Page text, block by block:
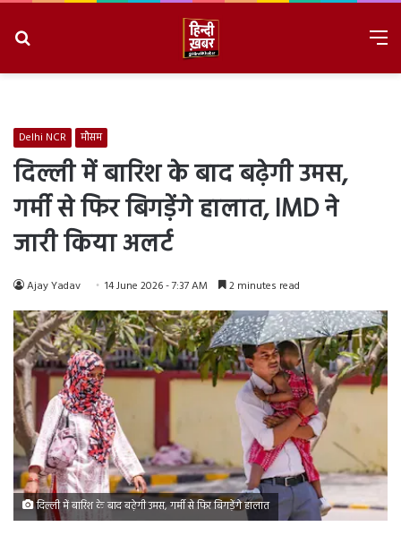
Delhi NCR मौसम
दिल्ली में बारिश के बाद बढ़ेगी उमस,
गर्मी से फिर बिगड़ेंगे हालात, IMD ने
जारी किया अलर्ट
Ajay Yadav 14 June 2026 - 7:37 AM 2 minutes read
दिल्ली में बारिश के बाद बढ़ेगी उमस, गर्मी से फिर बिगड़ेंगे हालात